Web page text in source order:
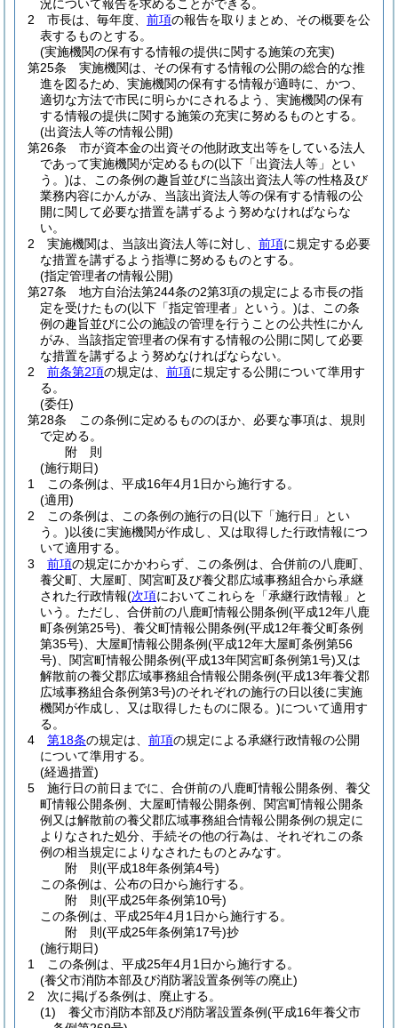
況について報告を求めることができる。
2
市長は、毎年度、 前項の報告を取りまとめ、その概要を公
表するものとする。
(実施機関の保有する情報の提供に関する施策の充実)
第25条
実施機関は、その保有する情報の公開の総合的な推
進を図るため、実施機関の保有する情報が適時に、かつ、
適切な方法で市民に明らかにされるよう、実施機関の保有
する情報の提供に関する施策の充実に努めるものとする。
(出資法人等の情報公開)
第26条
市が資本金の出資その他財政支出等をしている法人
であって実施機関が定めるもの(以下「出資法人等」とい
う。)は、この条例の趣旨並びに当該出資法人等の性格及び
業務内容にかんがみ、当該出資法人等の保有する情報の公
開に関して必要な措置を講ずるよう努めなければならな
い。
2
実施機関は、当該出資法人等に対し、 前項に規定する必要
な措置を講ずるよう指導に努めるものとする。
(指定管理者の情報公開)
第27条
地方自治法第244条の2第3項の規定による市長の指
定を受けたもの(以下「指定管理者」という。)は、この条
例の趣旨並びに公の施設の管理を行うことの公共性にかん
がみ、当該指定管理者の保有する情報の公開に関して必要
な措置を講ずるよう努めなければならない。
2
前条第2項の規定は、 前項に規定する公開について準用す
る。
(委任)
第28条
この条例に定めるもののほか、必要な事項は、規則
で定める。
附 則
(施行期日)
1
この条例は、平成16年4月1日から施行する。
(適用)
2
この条例は、この条例の施行の日(以下「施行日」とい
う。)以後に実施機関が作成し、又は取得した行政情報につ
いて適用する。
3
前項の規定にかかわらず、この条例は、合併前の八鹿町、
養父町、大屋町、関宮町及び養父郡広域事務組合から承継
された行政情報(次項においてこれらを「承継行政情報」と
いう。ただし、合併前の八鹿町情報公開条例(平成12年八鹿
町条例第25号) 、養父町情報公開条例(平成12年養父町条例
第35号) 、大屋町情報公開条例(平成12年大屋町条例第56
号) 、関宮町情報公開条例(平成13年関宮町条例第1号)又は
解散前の養父郡広域事務組合情報公開条例(平成13年養父郡
広域事務組合条例第3号)のそれぞれの施行の日以後に実施
機関が作成し、又は取得したものに限る。)について適用す
る。
4
第18条の規定は、 前項の規定による承継行政情報の公開
について準用する。
(経過措置)
5
施行日の前日までに、合併前の八鹿町情報公開条例、養父
町情報公開条例、大屋町情報公開条例、関宮町情報公開条
例又は解散前の養父郡広域事務組合情報公開条例の規定に
よりなされた処分、手続その他の行為は、それぞれこの条
例の相当規定によりなされたものとみなす。
附 則(平成18年条例第4号)
この条例は、公布の日から施行する。
附 則(平成25年条例第10号)
この条例は、平成25年4月1日から施行する。
附 則(平成25年条例第17号)抄
(施行期日)
1
この条例は、平成25年4月1日から施行する。
(養父市消防本部及び消防署設置条例等の廃止)
2
次に掲げる条例は、廃止する。
(1)
養父市消防本部及び消防署設置条例(平成16年養父市